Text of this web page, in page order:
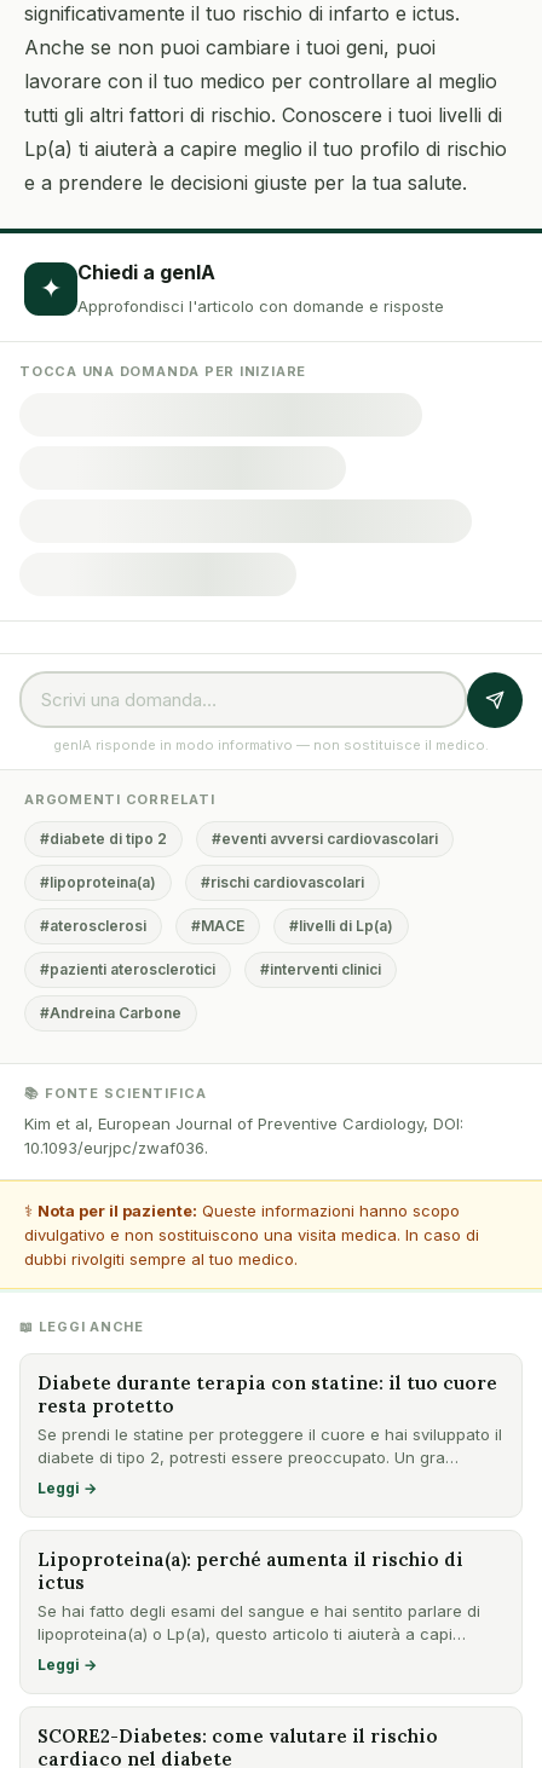
significativamente il tuo rischio di infarto e ictus.
Anche se non puoi cambiare i tuoi geni, puoi
lavorare con il tuo medico per controllare al meglio
tutti gli altri fattori di rischio. Conoscere i tuoi livelli di
Lp(a) ti aiuterà a capire meglio il tuo profilo di rischio
e a prendere le decisioni giuste per la tua salute.
✦ Chiedi a genIA
Approfondisci l'articolo con domande e risposte
TOCCA UNA DOMANDA PER INIZIARE
genIA risponde in modo informativo — non sostituisce il medico.
ARGOMENTI CORRELATI
#diabete di tipo 2 #eventi avversi cardiovascolari
#lipoproteina(a) #rischi cardiovascolari
#aterosclerosi #MACE #livelli di Lp(a)
#pazienti aterosclerotici #interventi clinici
#Andreina Carbone
📚 FONTE SCIENTIFICA
Kim et al, European Journal of Preventive Cardiology, DOI:
10.1093/eurjpc/zwaf036.
⚕️ Nota per il paziente: Queste informazioni hanno scopo
divulgativo e non sostituiscono una visita medica. In caso di
dubbi rivolgiti sempre al tuo medico.
📖 LEGGI ANCHE
Diabete durante terapia con statine: il tuo cuore
resta protetto
Se prendi le statine per proteggere il cuore e hai sviluppato il
diabete di tipo 2, potresti essere preoccupato. Un gra…
Leggi →
Lipoproteina(a): perché aumenta il rischio di
ictus
Se hai fatto degli esami del sangue e hai sentito parlare di
lipoproteina(a) o Lp(a), questo articolo ti aiuterà a capi…
Leggi →
SCORE2-Diabetes: come valutare il rischio
cardiaco nel diabete